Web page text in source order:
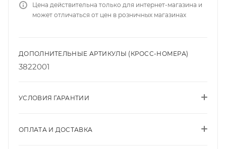
Цена действительна только для интернет-магазина и
может отличаться от цен в розничных магазинах
ДОПОЛНИТЕЛЬНЫЕ АРТИКУЛЫ (КРОСС-НОМЕРА)
3822001
УСЛОВИЯ ГАРАНТИИ
ОПЛАТА И ДОСТАВКА